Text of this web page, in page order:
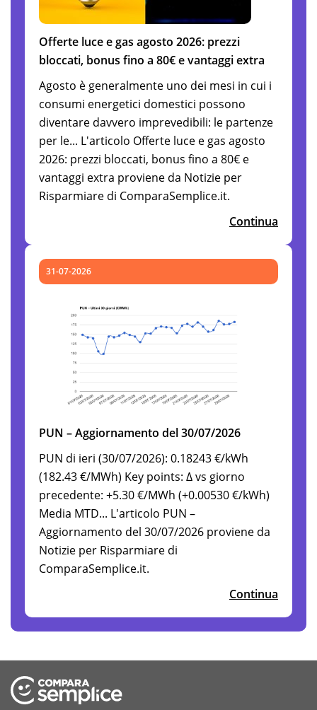
Offerte luce e gas agosto 2026: prezzi
bloccati, bonus fino a 80€ e vantaggi extra
Agosto è generalmente uno dei mesi in cui i
consumi energetici domestici possono
diventare davvero imprevedibili: le partenze
per le... L'articolo Offerte luce e gas agosto
2026: prezzi bloccati, bonus fino a 80€ e
vantaggi extra proviene da Notizie per
Risparmiare di ComparaSemplice.it.
Continua
31-07-2026
PUN – Aggiornamento del 30/07/2026
PUN di ieri (30/07/2026): 0.18243 €/kWh
(182.43 €/MWh) Key points: Δ vs giorno
precedente: +5.30 €/MWh (+0.00530 €/kWh)
Media MTD... L'articolo PUN –
Aggiornamento del 30/07/2026 proviene da
Notizie per Risparmiare di
ComparaSemplice.it.
Continua